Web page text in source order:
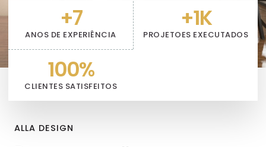
ANOS DE EXPERIÊNCIA
+7
PROJETOES EXECUTADOS
+1K
CLIENTES SATISFEITOS
100%
ALLA DESIGN